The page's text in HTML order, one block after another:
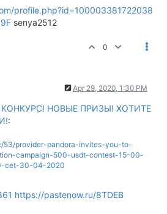
profile.php?id=100003381722038
senya2512
0
Apr 29, 2020, 1:30 PM
НОВЫЕ ПРИЗЫ! ХОТИТЕ
:
53/provider-pandora-invites-you-to-
campaign-500-usdt-contest-15-00-
cet-30-04-2020
https://pastenow.ru/8TDEB